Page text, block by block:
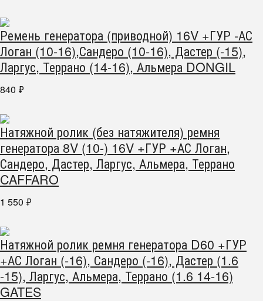
Ремень генератора (приводной) 16V +ГУР -АС
Логан (10-16),Сандеро (10-16), Дастер (-15),
Ларгус, Террано (14-16), Альмера DONGIL
840 ₽
Натяжной ролик (без натяжителя) ремня
генератора 8V (10-) 16V +ГУР +АС Логан,
Сандеро, Дастер, Ларгус, Альмера, Террано
CAFFARO
1 550 ₽
Натяжной ролик ремня генератора D60 +ГУР
+АС Логан (-16), Сандеро (-16), Дастер (1.6
-15), Ларгус, Альмера, Террано (1.6 14-16)
GATES